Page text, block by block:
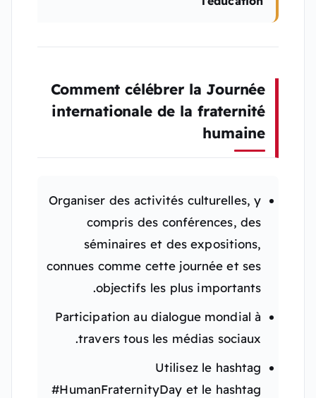
Comment célébrer la Journée
internationale de la fraternité
humaine
Organiser des activités culturelles, y
compris des conférences, des
séminaires et des expositions,
connues comme cette journée et ses
objectifs les plus importants.
Participation au dialogue mondial à
travers tous les médias sociaux.
Utilisez le hashtag
#HumanFraternityDay et le hashtag